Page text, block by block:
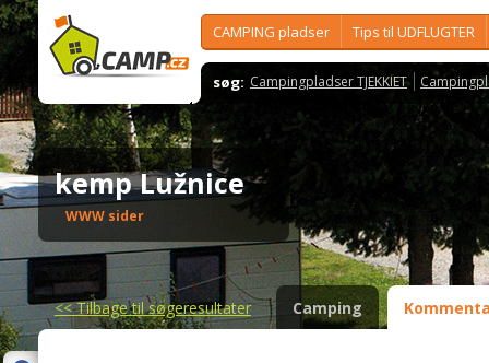
CAMPING pladser Tips til UDFLUGTER
søg: Campingpladser TJEKKIET
kemp Lužnice
WWW sider
<<Tilbage til søgeresultater Camping